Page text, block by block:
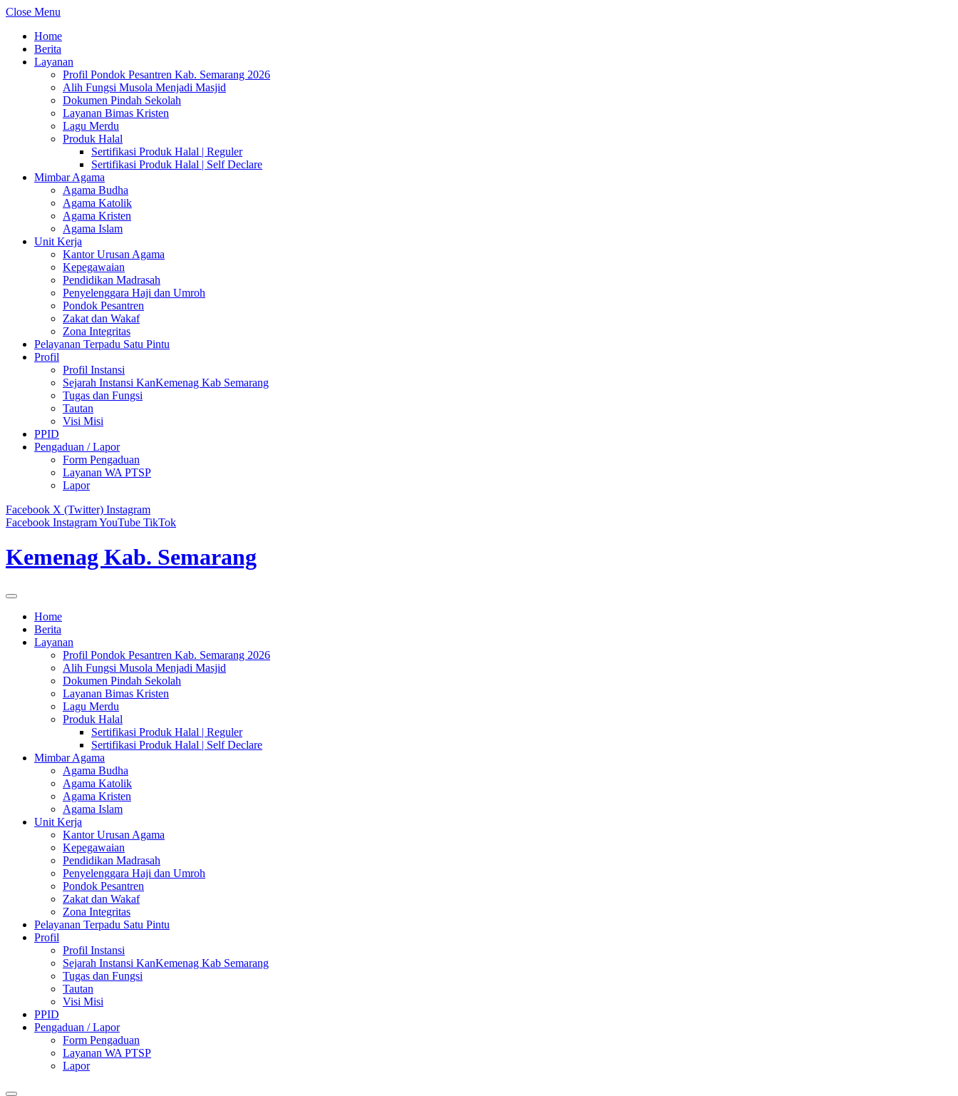
Close Menu
Home
Berita
Layanan
Profil Pondok Pesantren Kab. Semarang 2026
Alih Fungsi Musola Menjadi Masjid
Dokumen Pindah Sekolah
Layanan Bimas Kristen
Lagu Merdu
Produk Halal
Sertifikasi Produk Halal | Reguler
Sertifikasi Produk Halal | Self Declare
Mimbar Agama
Agama Budha
Agama Katolik
Agama Kristen
Agama Islam
Unit Kerja
Kantor Urusan Agama
Kepegawaian
Pendidikan Madrasah
Penyelenggara Haji dan Umroh
Pondok Pesantren
Zakat dan Wakaf
Zona Integritas
Pelayanan Terpadu Satu Pintu
Profil
Profil Instansi
Sejarah Instansi KanKemenag Kab Semarang
Tugas dan Fungsi
Tautan
Visi Misi
PPID
Pengaduan / Lapor
Form Pengaduan
Layanan WA PTSP
Lapor
Facebook X (Twitter) Instagram
Facebook InstagramYouTube TikTok
Kemenag Kab. Semarang
Home
Berita
Layanan
Profil Pondok Pesantren Kab. Semarang 2026
Alih Fungsi Musola Menjadi Masjid
Dokumen Pindah Sekolah
Layanan Bimas Kristen
Lagu Merdu
Produk Halal
Sertifikasi Produk Halal | Reguler
Sertifikasi Produk Halal | Self Declare
Mimbar Agama
Agama Budha
Agama Katolik
Agama Kristen
Agama Islam
Unit Kerja
Kantor Urusan Agama
Kepegawaian
Pendidikan Madrasah
Penyelenggara Haji dan Umroh
Pondok Pesantren
Zakat dan Wakaf
Zona Integritas
Pelayanan Terpadu Satu Pintu
Profil
Profil Instansi
Sejarah Instansi KanKemenag Kab Semarang
Tugas dan Fungsi
Tautan
Visi Misi
PPID
Pengaduan / Lapor
Form Pengaduan
Layanan WA PTSP
Lapor